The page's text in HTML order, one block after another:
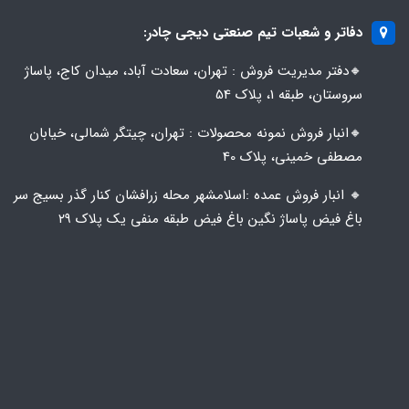
دفاتر و شعبات تیم صنعتی دیجی چادر:
🔸️​​دفتر مدیریت فروش : تهران، سعادت آباد، میدان کاج، پاساژ
سروستان، طبقه 1، پلاک 54
🔸️​​انبار فروش نمونه محصولات : تهران، چیتگر شمالی، خیابان
مصطفی خمینی، پلاک 40
🔸️ انبار فروش عمده :اسلامشهر محله زرافشان کنار گذر بسیج سر
باغ فیض پاساژ نگین باغ فیض طبقه منفی یک پلاک ۲۹